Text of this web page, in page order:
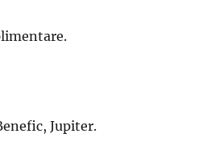
Jupiter.